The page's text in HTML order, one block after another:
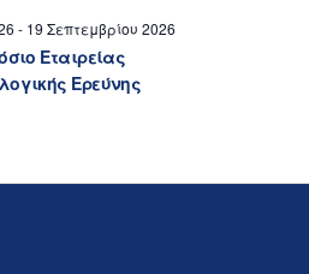
- 19 Σεπτεμβρίου 2026
Εταιρείας
Ερεύνης